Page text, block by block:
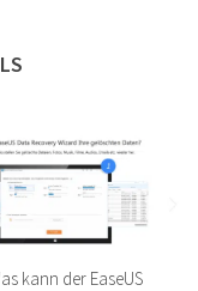
kann der EaseUS